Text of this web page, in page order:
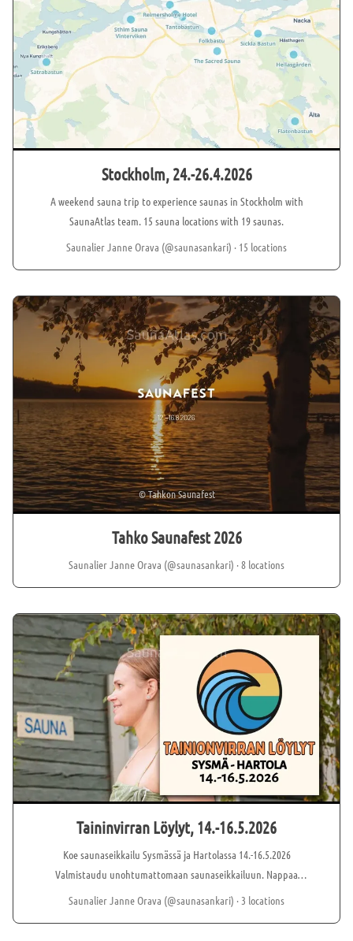
Stockholm, 24.-26.4.2026
A weekend sauna trip to experience saunas in Stockholm with
SaunaAtlas team. 15 sauna locations with 19 saunas.
Saunalier Janne Orava (@saunasankari) · 15 locations
©Tahkon Saunafest
Tahko Saunafest 2026
Saunalier Janne Orava (@saunasankari) · 8 locations
Taininvirran Löylyt, 14.-16.5.2026
Koe saunaseikkailu Sysmässä ja Hartolassa 14.-16.5.2026
Valmistaudu unohtumattomaan saunaseikkailuun. Nappaa
perheesi, ystäväsi ja sukulaisesi mukaan, ja suuntaa
Saunalier Janne Orava (@saunasankari) · 3 locations